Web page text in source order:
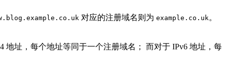
对应的注册域名则为 example.co.uk。
址，每个地址等同于一个注册域名； 而对于 IPv6 地址，每